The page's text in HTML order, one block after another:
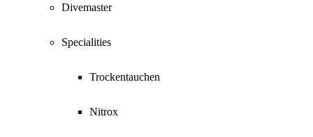
Divemaster
Specialities
Trockentauchen
Nitrox